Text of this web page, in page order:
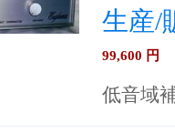
生産/
99,600 円
低音域